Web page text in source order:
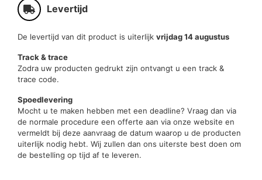
Levertijd
De levertijd van dit product is uiterlijk vrijdag 14 augustus
Track & trace
Zodra uw producten gedrukt zijn ontvangt u een track &
trace code.
Spoedlevering
Mocht u te maken hebben met een deadline? Vraag dan via
de normale procedure een offerte aan via onze website en
vermeldt bij deze aanvraag de datum waarop u de producten
uiterlijk nodig hebt. Wij zullen dan ons uiterste best doen om
de bestelling op tijd af te leveren.